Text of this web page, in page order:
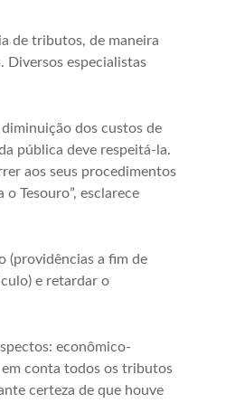
de tributos, de maneira
Diversos especialistas
dos custos de
pública deve respeitá-la.
aos seus procedimentos
Tesouro”, esclarece
(providências a fim de
e retardar o
econômico-
conta todos os tributos
certeza de que houve